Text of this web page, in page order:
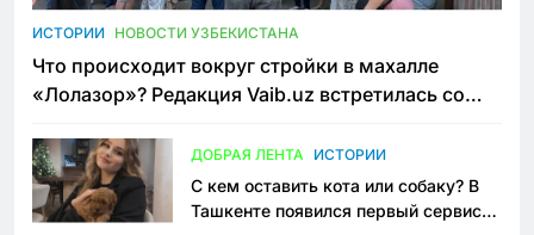
ИСТОРИИ НОВОСТИ УЗБЕКИСТАНА
Что происходит вокруг стройки в махалле
«Лолазор»? Редакция Vaib.uz встретилась со
ДОБРАЯ ЛЕНТА ИСТОРИИ
С кем оставить кота или собаку? В
Ташкенте появился первый сервис